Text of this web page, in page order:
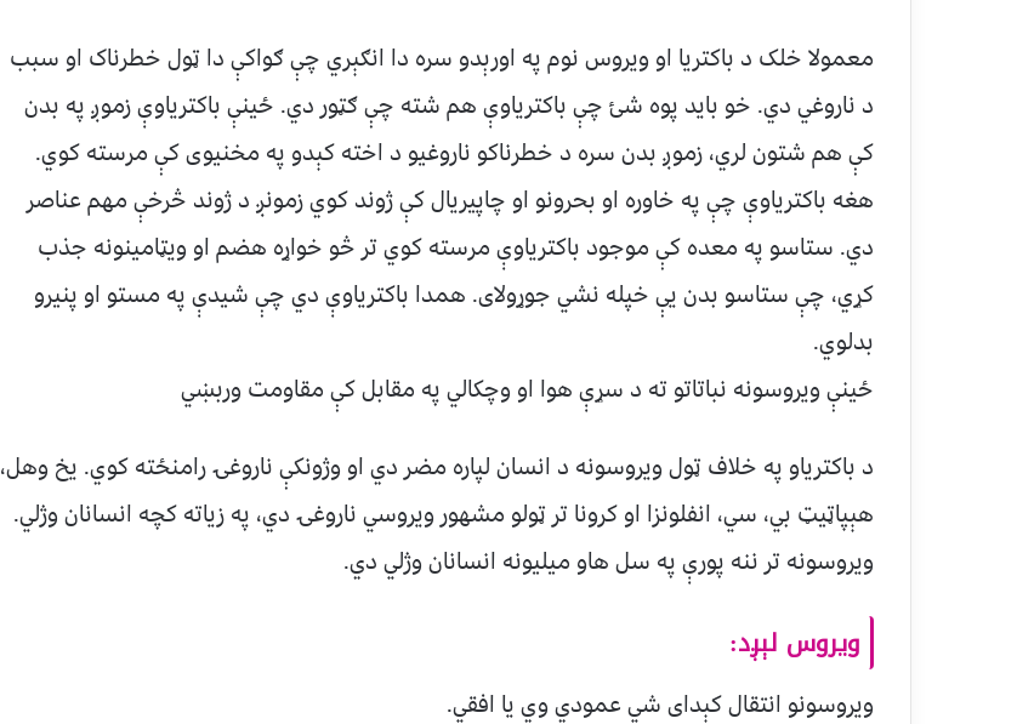
معمولا خلک د باکتریا او ویروس نوم په اورېدو سره دا انګېري چې ګواکې دا ټول خطرناک او سبب
د ناروغي دي. خو باید پوه شئ چې باکتریاوې هم شته چې ګټور دي. ځینې باکتریاوې زموږ په بدن
کې هم شتون لري، زموږ بدن سره د خطرناکو ناروغیو د اخته کېدو په مخنیوی کې مرسته کوي.
هغه باکتریاوې چې په خاوره او بحرونو او چاپیریال کې ژوند کوي زمونږ د ژوند څرخې مهم عناصر
دي. ستاسو په معده کې موجود باکتریاوې مرسته کوي تر څو خواړه هضم او ویټامینونه جذب
کړي، چې ستاسو بدن یې خپله نشي جوړولای. همدا باکتریاوې دي چې شیدې په مستو او پنیرو
بدلوي.
ځینې ویروسونه نباتاتو ته د سړې هوا او وچکالي په مقابل کې مقاومت وربښي
د باکترياو په خلاف ټول ويروسونه د انسان لپاره مضر دي او وژونکې ناروغۍ رامنځته کوي. یخ وهل،
هېپاټيټ بي، سي، انفلونزا او کرونا تر ټولو مشهور ويروسي ناروغۍ دي، په زياته کچه انسانان وژلي.
ويروسونه تر ننه پورې په سل هاو ميليونه انسانان وژلي دي.
ویروس لېږد:
ویروسونو انتقال کېدای شي عمودي وي یا افقي.